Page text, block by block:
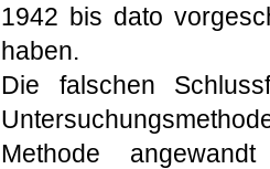
1942 bis dato
haben.
Die falschen
Methode